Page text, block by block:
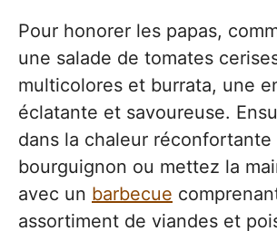
Pour honorer les papas,
une salade de tomates
multicolores et burrata, une
éclatante et savoureuse.
dans la chaleur
bourguignon ou mettez la
avec un barbecue
assortiment de viandes et